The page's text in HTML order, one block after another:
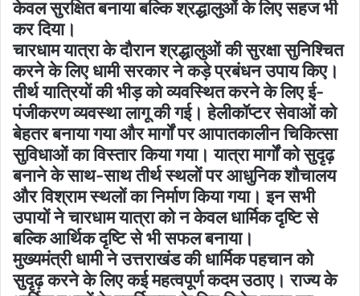
केवल सुरक्षित बनाया बल्कि श्रद्धालुओं के लिए सहज भी
कर दिया।
चारधाम यात्रा के दौरान श्रद्धालुओं की सुरक्षा सुनिश्चित
करने के लिए धामी सरकार ने कड़े प्रबंधन उपाय किए।
तीर्थ यात्रियों की भीड़ को व्यवस्थित करने के लिए ई-
पंजीकरण व्यवस्था लागू की गई। हेलीकॉप्टर सेवाओं को
बेहतर बनाया गया और मार्गों पर आपातकालीन चिकित्सा
सुविधाओं का विस्तार किया गया। यात्रा मार्गों को सुदृढ़
बनाने के साथ-साथ तीर्थ स्थलों पर आधुनिक शौचालय
और विश्राम स्थलों का निर्माण किया गया। इन सभी
उपायों ने चारधाम यात्रा को न केवल धार्मिक दृष्टि से
बल्कि आर्थिक दृष्टि से भी सफल बनाया।
मुख्यमंत्री धामी ने उत्तराखंड की धार्मिक पहचान को
सुदृढ़ करने के लिए कई महत्वपूर्ण कदम उठाए। राज्य के